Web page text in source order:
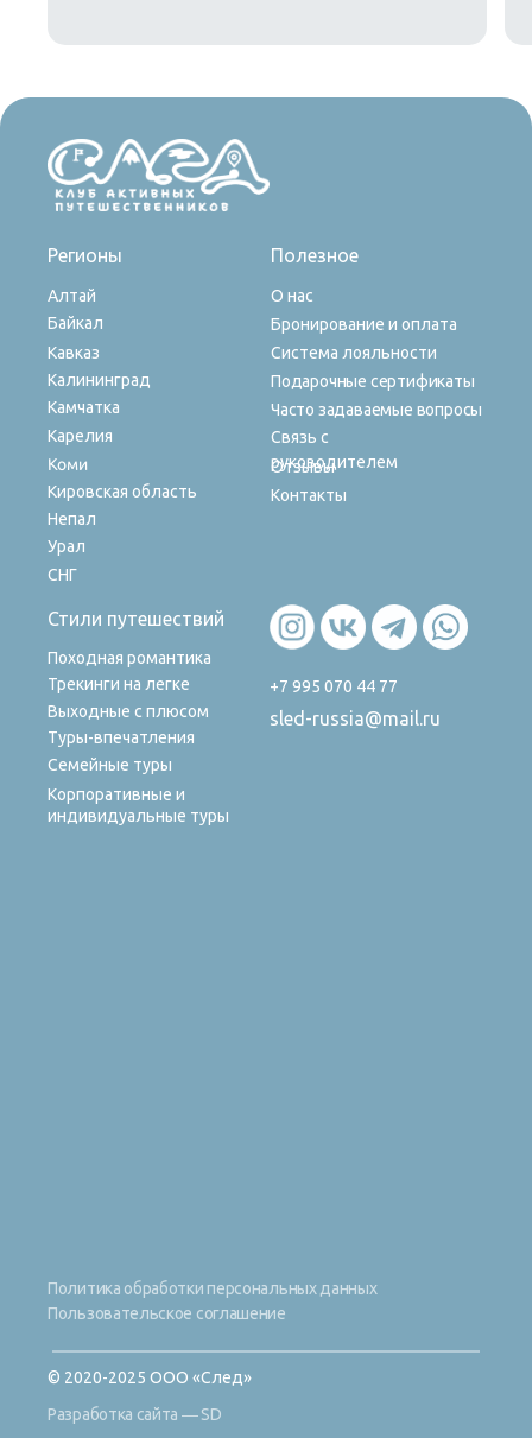
Регионы
Стили путешествий
О нас
Отзывы
© 2020-2025 ООО «След»
Разработка сайта ― SD
Контакты
Пользовательское соглашение
Политика обработки персональных данных
Алтай
Байкал
Кавказ
Калининград
Камчатка
Карелия
Коми
Кировская область
Непал
Урал
СНГ
Корпоративные и
индивидуальные туры
Семейные туры
Туры-впечатления
Выходные с плюсом
Трекинги на легке
Походная романтика
Бронирование и оплата
Система лояльности
Подарочные сертификаты
Часто задаваемые вопросы
Связь с
руководителем
Полезное
+7 995 070 44 77
sled-russia@mail.ru